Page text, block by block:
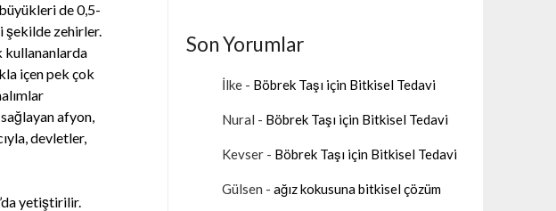
de 0,5-
şekilde zehirler.
kullananlarda
içen pek çok
afyon,
devletler,
yetiştirilir.
Son Yorumlar
İlke- Böbrek Taşı için Bitkisel Tedavi
Nural - Böbrek Taşı için Bitkisel Tedavi
Kevser- Böbrek Taşı için Bitkisel Tedavi
Gülsen - ağız kokusuna bitkisel çözüm